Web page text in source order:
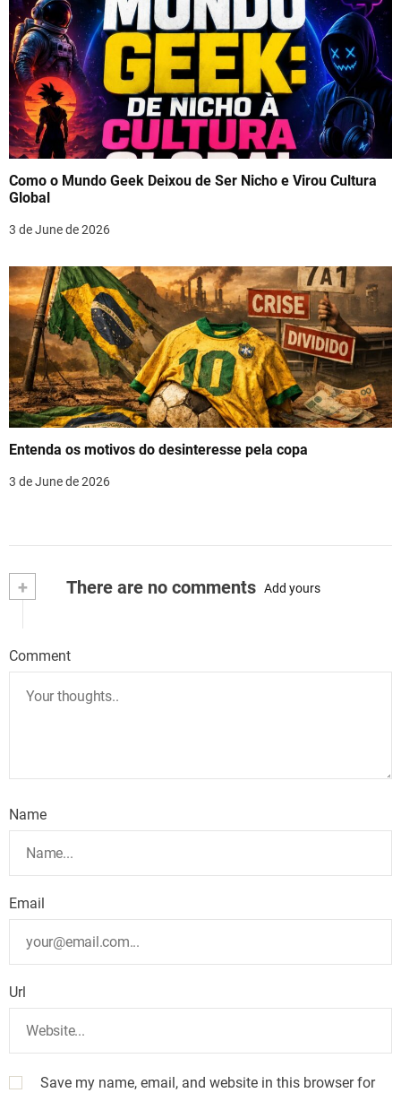
Como o Mundo Geek Deixou de Ser Nicho e Virou Cultura
Global
3 de June de 2026
Entenda os motivos do desinteresse pela copa
3 de June de 2026
+ There are no comments Add yours
Comment
Name
Email
Url
Save my name, email, and website in this browser for